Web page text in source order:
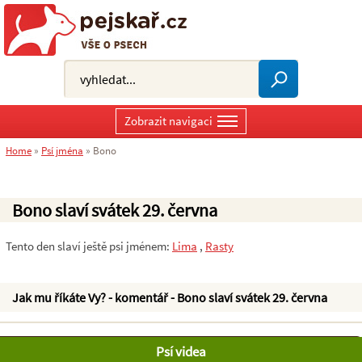
Bono slaví svátek 29. června
Tento den slaví ještě psi jménem: Lima , Rasty
Jak mu říkáte Vy? - komentář - Bono slaví svátek 29. června
Psí videa
Zobrazit navigaci
Home » Psí jména » Bono